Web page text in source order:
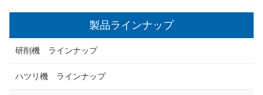
製品ラインナップ
研削機 ラインナップ
ハツリ機 ラインナップ